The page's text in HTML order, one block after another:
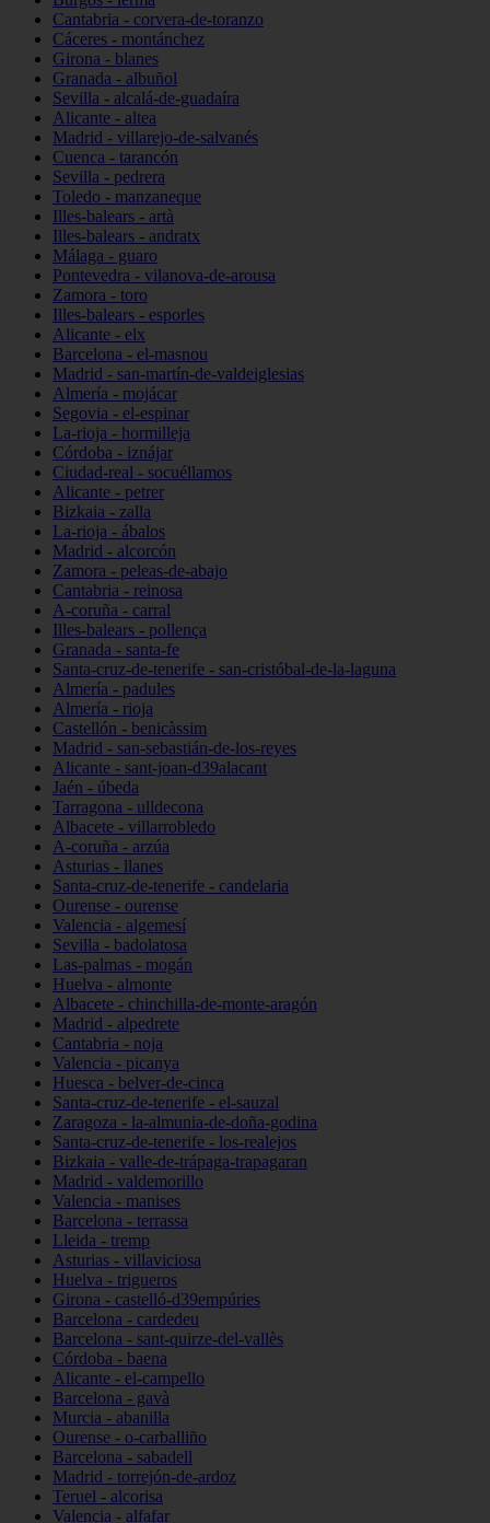
Cantabria - corvera-de-toranzo
Cáceres - montánchez
Girona - blanes
Granada - albuñol
Sevilla - alcalá-de-guadaíra
Alicante - altea
Madrid - villarejo-de-salvanés
Cuenca - tarancón
Sevilla - pedrera
Toledo - manzaneque
Illes-balears - artà
Illes-balears - andratx
Málaga - guaro
Pontevedra - vilanova-de-arousa
Zamora - toro
Illes-balears - esporles
Alicante - elx
Barcelona - el-masnou
Madrid - san-martín-de-valdeiglesias
Almería - mojácar
Segovia - el-espinar
La-rioja - hormilleja
Córdoba - iznájar
Ciudad-real - socuéllamos
Alicante - petrer
Bizkaia - zalla
La-rioja - ábalos
Madrid - alcorcón
Zamora - peleas-de-abajo
Cantabria - reinosa
A-coruña - carral
Illes-balears - pollença
Granada - santa-fe
Santa-cruz-de-tenerife - san-cristóbal-de-la-laguna
Almería - padules
Almería - rioja
Castellón - benicàssim
Madrid - san-sebastián-de-los-reyes
Alicante - sant-joan-d39alacant
Jaén - úbeda
Tarragona - ulldecona
Albacete - villarrobledo
A-coruña - arzúa
Asturias - llanes
Santa-cruz-de-tenerife - candelaria
Ourense - ourense
Valencia - algemesí
Sevilla - badolatosa
Las-palmas - mogán
Huelva - almonte
Albacete - chinchilla-de-monte-aragón
Madrid - alpedrete
Cantabria - noja
Valencia - picanya
Huesca - belver-de-cinca
Santa-cruz-de-tenerife - el-sauzal
Zaragoza - la-almunia-de-doña-godina
Santa-cruz-de-tenerife - los-realejos
Bizkaia - valle-de-trápaga-trapagaran
Madrid - valdemorillo
Valencia - manises
Barcelona - terrassa
Lleida - tremp
Asturias - villaviciosa
Huelva - trigueros
Girona - castelló-d39empúries
Barcelona - cardedeu
Barcelona - sant-quirze-del-vallès
Córdoba - baena
Alicante - el-campello
Barcelona - gavà
Murcia - abanilla
Ourense - o-carballiño
Barcelona - sabadell
Madrid - torrejón-de-ardoz
Teruel - alcorisa
Valencia - alfafar